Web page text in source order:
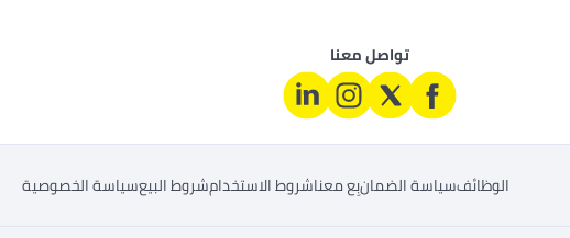
تواصل معنا
الوظائفسياسة الضمانبِع معناشروط الاستخدامشروط البيعسياسة الخصوصية